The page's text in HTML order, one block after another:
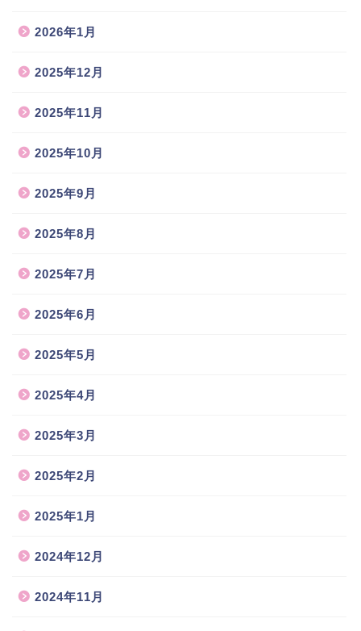
2026年1月
2025年12月
2025年11月
2025年10月
2025年9月
2025年8月
2025年7月
2025年6月
2025年5月
2025年4月
2025年3月
2025年2月
2025年1月
2024年12月
2024年11月